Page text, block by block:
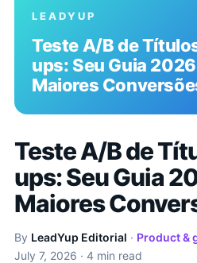
LEADYUP
Teste A/B de
ups: Seu Guia
Maiores
Teste A/B de
ups: Seu Guia
Maiores
By LeadYup Editorial · Product &
July 7, 2026 · 4 min read